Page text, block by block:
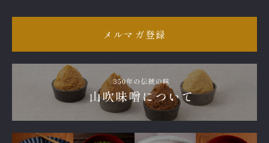
メルマガ登録